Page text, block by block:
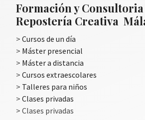
Formación y Consultoria
Repostería Creativa
> Cursos de un día
> Máster presencial
> Máster a distancia
> Cursos extraescolares
> Talleres para niños
> Clases privadas
> Clases privadas